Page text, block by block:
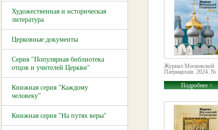
Художественная и историческая
литература
Церковные документы
Серия "Популярная библиотека
отцов и учителей Церкви"
Книжная серия "Каждому
человеку"
Книжная серия "На путях веры"
Журнал Московской
Патриархии. 2024. №
Подробнее >